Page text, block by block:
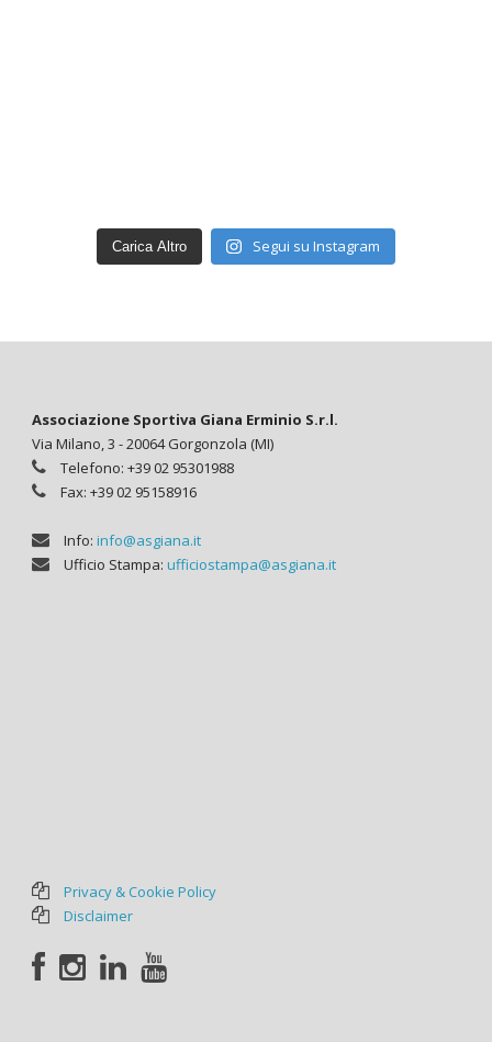
Carica Altro Segui su Instagram
Associazione Sportiva Giana Erminio S.r.l.
Via Milano, 3 - 20064 Gorgonzola (MI)
Telefono: +39 02 95301988
Fax: +39 02 95158916
Info: info@asgiana.it
Ufficio Stampa: ufficiostampa@asgiana.it
Privacy & Cookie Policy
Disclaimer